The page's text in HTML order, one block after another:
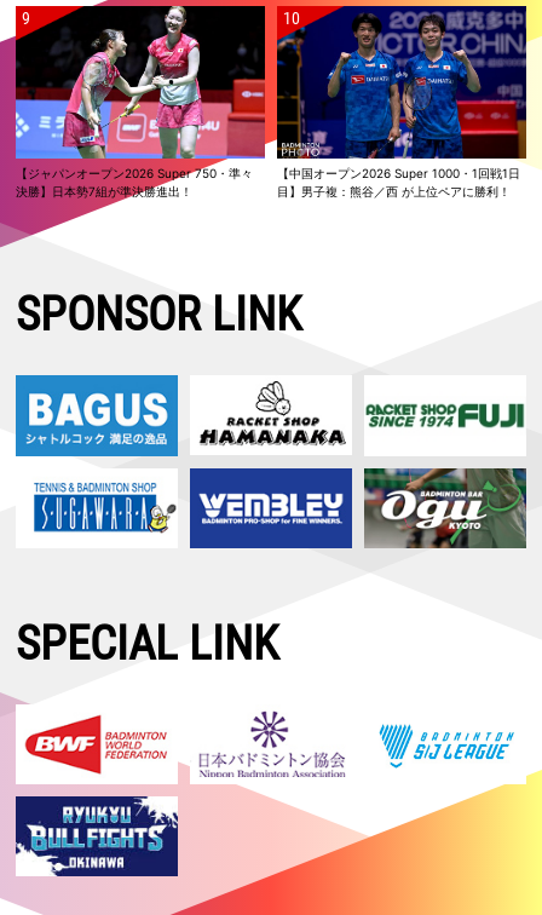
【ジャパンオープン2026 Super 750・準々
決勝】日本勢7組が準決勝進出！
【中国オープン2026 Super 1000・1回戦1日
目】男子複：熊谷／西 が上位ペアに勝利！
SPONSOR LINK
SPECIAL LINK